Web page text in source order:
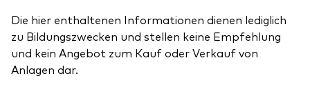
Die hier enthaltenen Informationen dienen lediglich
zu Bildungszwecken und stellen keine Empfehlung
und kein Angebot zum Kauf oder Verkauf von
Anlagen dar.